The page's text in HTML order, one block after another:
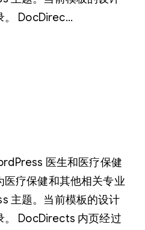
。 DocDirec…
医生和医疗保健
医疗保健和其他相关专业
主题。当前模板的设计
。 DocDirects 内页经过